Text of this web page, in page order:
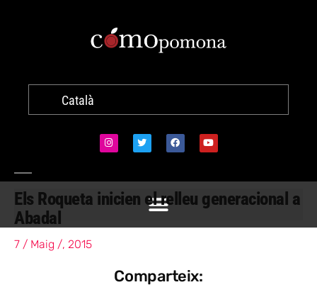
Català
Els Roqueta inicien el relleu generacional a
Abadal
7 / Maig /, 2015
Comparteix: